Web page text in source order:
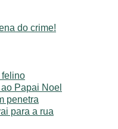
do crime!
felino
Papai Noel
penetra
para a rua